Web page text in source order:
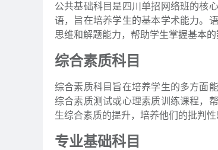
公共基础科目是四川单招网络班的核
语，旨在培养学生的基本学术能力。
思维和解题能力，帮助学生掌握基本
综合素质科目
综合素质科目旨在培养学生的多方面
综合素质测试或心理素质训练课程，
生综合素质的提升，培养他们的批判
专业基础科目